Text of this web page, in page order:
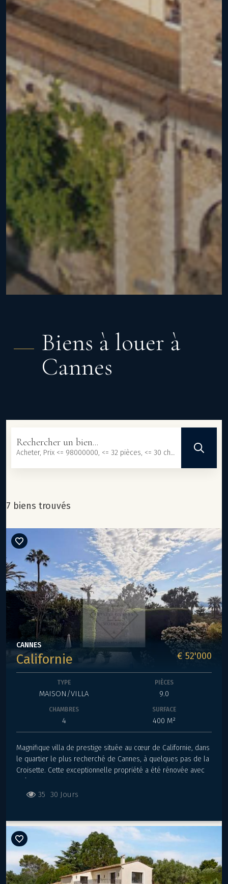
Biens à louer à
Cannes
Rechercher un bien...
Acheter, Prix <= 98000000, <= 32 pièces, <= 30 chambres, <= 101233 m², <= 3000000 m²
7 biens trouvés
CANNES
Californie € 52'000
TYPE
MAISON/VILLA
PIÈCES
9.0
CHAMBRES
4
SURFACE
400 M²
Magnifique villa de prestige située au cœur de Californie, dans
le quartier le plus recherché de Cannes, à quelques pas de la
Croisette. Cette exceptionnelle propriété a été rénovée avec
complètement paisible. La villa s'étend sur deux niveaux et
nécessaire. Au niveau principal, vous trouverez une vaste salle
à manger et un double séjour, ainsi qu'une cuisine moderne
ouverte avec accès au jardin et à la terrasse. La cuisine est
entièrement équipée avec des produits de marque haut de
gamme, offrant à la fois fonctionnalité et design. La
35 30 Jours